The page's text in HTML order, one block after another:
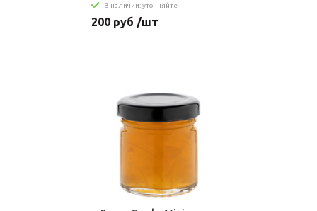
В наличии: уточняйте
200 руб /шт